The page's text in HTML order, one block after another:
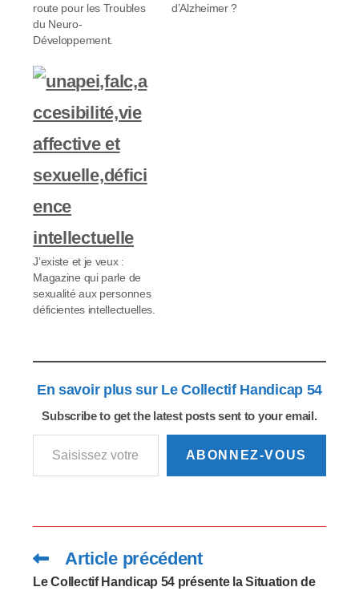
route pour les Troubles
du Neuro-
Développement.
d’Alzheimer ?
J’existe et je veux :
Magazine qui parle de
sexualité aux personnes
déficientes intellectuelles.
En savoir plus sur Le Collectif Handicap 54
Subscribe to get the latest posts sent to your email.
Saisissez votre adresse e-mail…
ABONNEZ-VOUS
Read
more
articles
Article précédent
Le Collectif Handicap 54 présente la Situation de